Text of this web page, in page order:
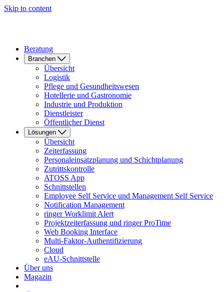
Skip to content
Beratung
Branchen
Übersicht
Logistik
Pflege und Gesundheitswesen
Hotellerie und Gastronomie
Industrie und Produktion
Dienstleister
Öffentlicher Dienst
Lösungen
Übersicht
Zeiterfassung
Personaleinsatzplanung und Schichtplanung
Zutrittskontrolle
ATOSS App
Schnittstellen
Employee Self Service und Management Self Service
Notification Management
ringer Worklimit Alert
Projektzeiterfassung und ringer ProTime
Web Booking Interface
Multi-Faktor-Authentifizierung
Cloud
eAU-Schnittstelle
Über uns
Magazin